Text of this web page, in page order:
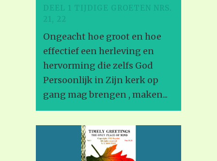
DEEL 1 TIJDIGE GROETEN NRS.
21, 22
Ongeacht hoe groot en hoe
effectief een herleving en
hervorming die zelfs God
Persoonlijk in Zijn kerk op
gang mag brengen , maken...